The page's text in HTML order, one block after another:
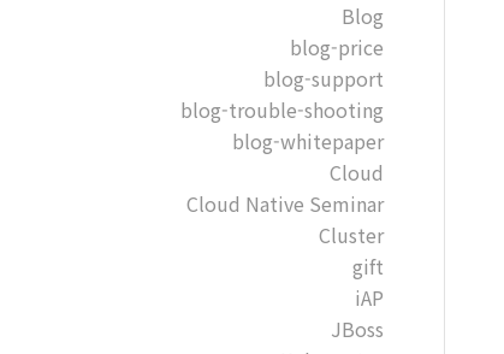
Blog
blog-price
blog-support
blog-trouble-shooting
blog-whitepaper
Cloud
Cloud Native Seminar
Cluster
gift
iAP
JBoss